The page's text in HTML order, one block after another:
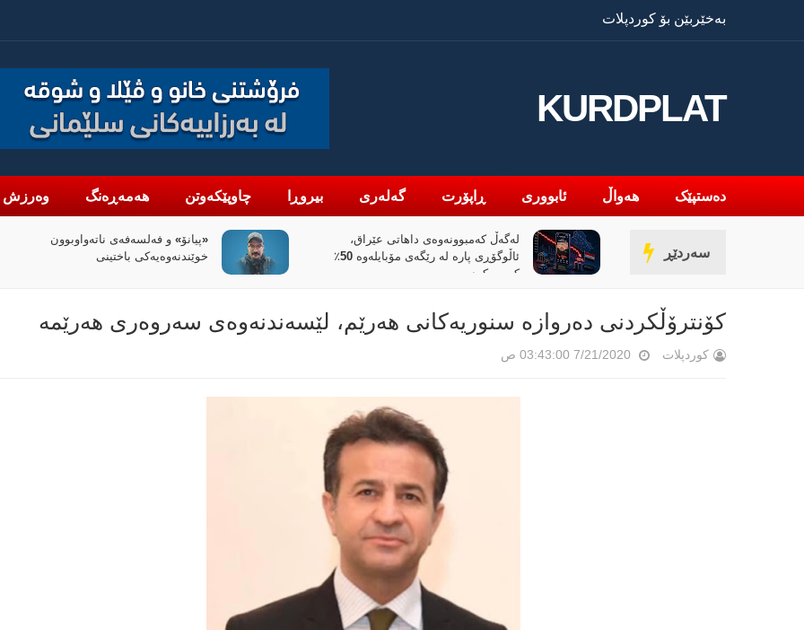
بەخێربێن بۆ کوردپلات
KURDPLAT
دەستپێک هەواڵ ئابووری ڕاپۆرت گەلەری بیروڕا چاوپێکەوتن هەمەڕەنگ وەرزش
سەردێڕ
لەگەڵ کەمبوونەوەی داهاتی عێراق،
ئاڵوگۆڕی پارە لە رێگەی مۆبایلەوە 50٪
کەمی کردووە
«پیانۆ» و فەلسەفەی ناتەواوبوون
خوێندنەوەیەکی باختینی
کۆنترۆڵکردنی دەروازە سنوریەکانی هەرێم، لێسەندنەوەی سەروەری هەرێمە
کوردپلات 7/21/2020 03:43:00 ص